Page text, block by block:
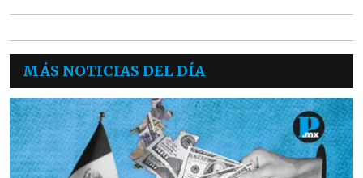
MÁS NOTICIAS DEL DÍA